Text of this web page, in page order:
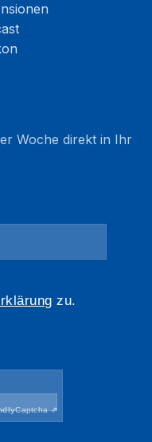
Woche direkt in Ihr